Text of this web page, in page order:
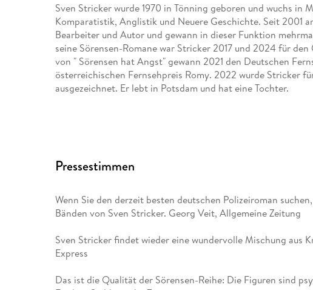
Sven Stricker wurde 1970 in Tönning geboren und wuchs in
Komparatistik, Anglistik und Neuere Geschichte. Seit 2001
Bearbeiter und Autor und gewann in dieser Funktion
seine Sörensen-Romane war Stricker 2017 und 2024 für
von " Sörensen hat Angst" gewann 2021 den Deutschen
österreichischen Fernsehpreis Romy. 2022 wurde Stricker
ausgezeichnet. Er lebt in Potsdam und hat eine Tochter.
Pressestimmen
Wenn Sie den derzeit besten deutschen Polizeiroman
Bänden von Sven Stricker. Georg Veit, Allgemeine Zeitung
Sven Stricker findet wieder eine wundervolle Mischung aus
Express
Das ist die Qualität der Sörensen-Reihe: Die Figuren sind